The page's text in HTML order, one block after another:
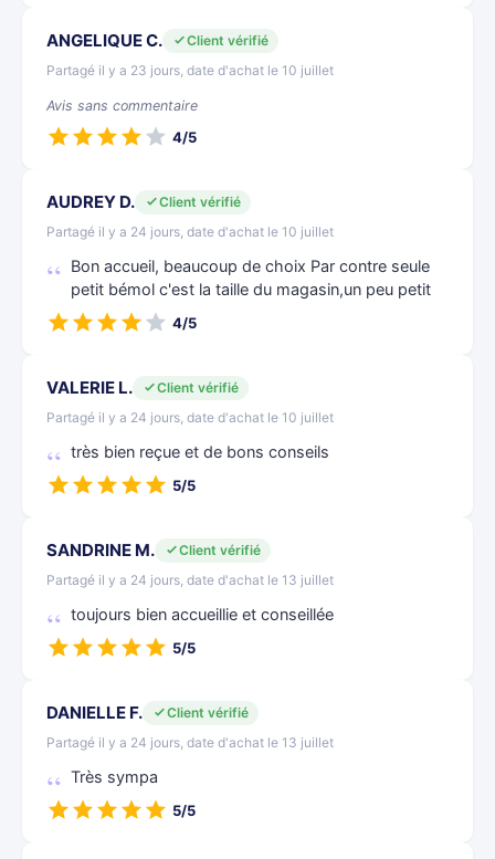
ANGELIQUE C.
Client vérifié
Partagé il y a 23 jours, date d'achat le 10 juillet
Avis sans commentaire
4/5
AUDREY D.
Client vérifié
Partagé il y a 24 jours, date d'achat le 10 juillet
Bon accueil, beaucoup de choix Par contre seule
petit bémol c'est la taille du magasin,un peu petit
4/5
VALERIE L.
Client vérifié
Partagé il y a 24 jours, date d'achat le 10 juillet
très bien reçue et de bons conseils
5/5
SANDRINE M.
Client vérifié
Partagé il y a 24 jours, date d'achat le 13 juillet
toujours bien accueillie et conseillée
5/5
DANIELLE F.
Client vérifié
Partagé il y a 24 jours, date d'achat le 13 juillet
Très sympa
5/5